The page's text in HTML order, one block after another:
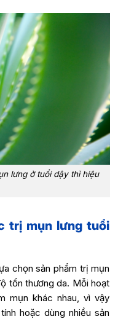
lưng ở tuổi dậy thì hiệu
trị mụn lưng tuổi
chọn sản phẩm trị mụn
tổn thương da. Mỗi hoạt
mụn khác nhau, vì vậy
hoặc dùng nhiều sản